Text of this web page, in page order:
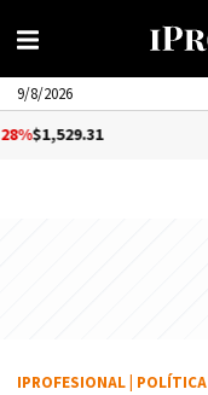
9/8/2026
IPROFESIONAL POLÍTICA